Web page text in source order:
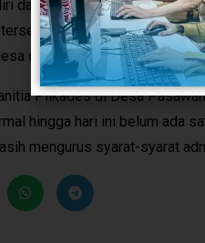
dari unsur Muspika dan
dan untuk kepanitian
dan tokoh masyarakat,”
Pilkades di Desa
hingga hari ini belum ada
mengurus syarat-syarat